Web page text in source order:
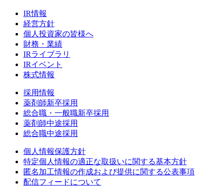
IR情報
経営方針
個人投資家の皆様へ
財務・業績
IRライブラリ
IRイベント
株式情報
採用情報
薬剤師新卒採用
総合職・一般職新卒採用
薬剤師中途採用
総合職中途採用
個人情報保護方針
特定個人情報の適正な取扱いに関する基本方針
匿名加工情報の作成および提供に関する公表事項
配信フィードについて